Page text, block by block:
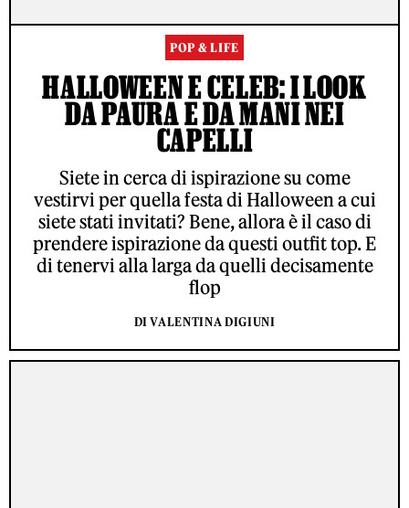
POP & LIFE
HALLOWEEN E CELEB: I LOOK
DA PAURA E DA MANI NEI
CAPELLI
Siete in cerca di ispirazione su come
vestirvi per quella festa di Halloween a cui
siete stati invitati? Bene, allora è il caso di
prendere ispirazione da questi outfit top. E
di tenervi alla larga da quelli decisamente
flop
DI VALENTINA DIGIUNI